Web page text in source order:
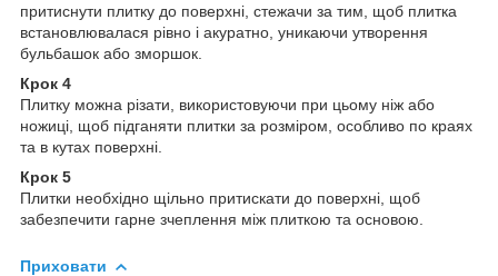
притиснути плитку до поверхні, стежачи за тим, щоб плитка
встановлювалася рівно і акуратно, уникаючи утворення
бульбашок або зморшок.
Крок 4
Плитку можна різати, використовуючи при цьому ніж або
ножиці, щоб підганяти плитки за розміром, особливо по краях
та в кутах поверхні.
Крок 5
Плитки необхідно щільно притискати до поверхні, щоб
забезпечити гарне зчеплення між плиткою та основою.
Приховати